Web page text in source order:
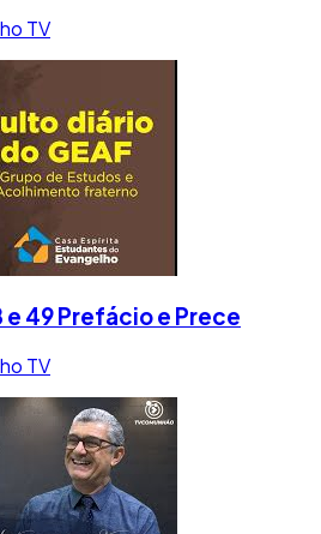
TV
e 49 Prefácio e Prece
TV